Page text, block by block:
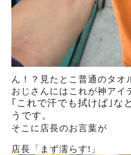
ん！？見たとこ普通のタオ
おじさんにはこれが神アイ
｢これで汗でも拭けば｣な
うです。
そこに店長のお言葉が
店長「まず濡らす!」